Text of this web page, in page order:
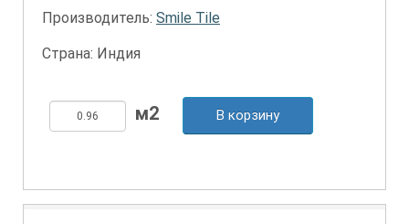
Производитель: Smile Tile
Страна: Индия
В корзину